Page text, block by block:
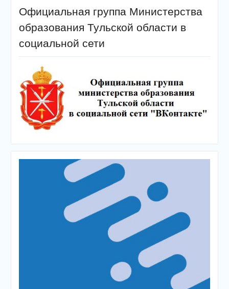
Официальная группа Министерства
образования Тульской области в
социальной сети